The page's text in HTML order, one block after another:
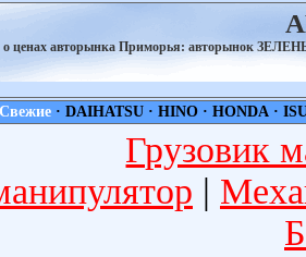
о ценах авторынка Приморья: авторынок
Свежие ·DAIHATSU ·HINO ·HONDA ·
Грузовик
|